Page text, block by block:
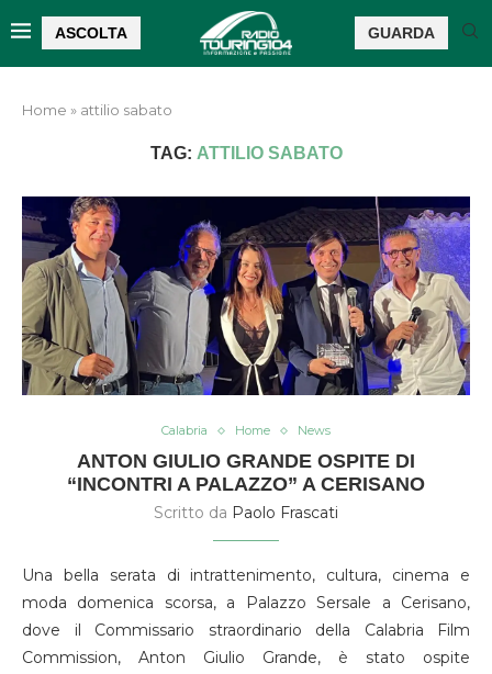
ASCOLTA GUARDA
Home » attilio sabato
TAG: ATTILIO SABATO
Calabria Home News
ANTON GIULIO GRANDE OSPITE DI
“INCONTRI A PALAZZO” A CERISANO
Scritto da Paolo Frascati
Una bella serata di intrattenimento, cultura, cinema e
moda domenica scorsa, a Palazzo Sersale a Cerisano,
dove il Commissario straordinario della Calabria Film
Commission, Anton Giulio Grande, è stato ospite